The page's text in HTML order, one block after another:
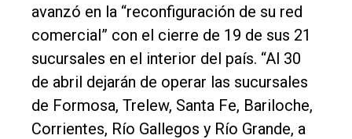
avanzó en la “reconfiguración de su red
comercial” con el cierre de 19 de sus 21
sucursales en el interior del país. “Al 30
de abril dejarán de operar las sucursales
de Formosa, Trelew, Santa Fe, Bariloche,
Corrientes, Río Gallegos y Río Grande, a